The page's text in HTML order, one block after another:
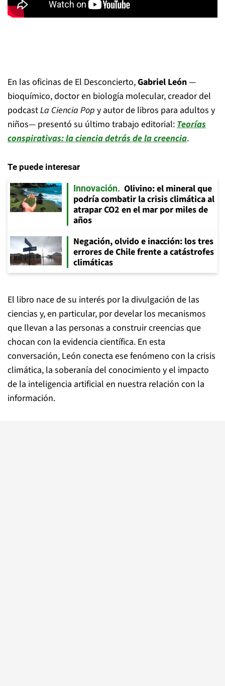
En las oficinas de El Desconcierto,Gabriel León—
bioquímico, doctor en biología molecular, creador del
podcastLa Ciencia Pop y autor de libros para adultos y
niños— presentó su último trabajo editorial:Teorías
conspirativas: la ciencia detrás de la creencia.
Te puede interesar
Innovación
Olivino: el mineral que
podría combatir la crisis climática al
atrapar CO2 en el mar por miles de
años
Negación, olvido e inacción: los tres
errores de Chile frente a catástrofes
climáticas
El libro nace de su interés por la divulgación de las
ciencias y, en particular, por develar los mecanismos
que llevan a las personas a construir creencias que
chocan con la evidencia científica. En esta
conversación, León conecta ese fenómeno con la crisis
climática, la soberanía del conocimiento y el impacto
de la inteligencia artificial en nuestra relación con la
información.